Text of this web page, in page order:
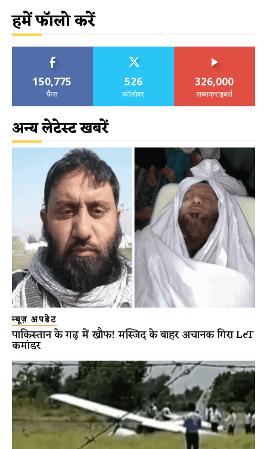
हमें फॉलो करें
150,775
फैंस
526
फॉलोवर
326,000
सब्सक्राइबर्स
अन्य लेटेस्ट खबरें
न्यूज़ अपडेट
पाकिस्तान के गढ़ में खौफ! मस्जिद के बाहर अचानक गिरा LeT
कमांडर